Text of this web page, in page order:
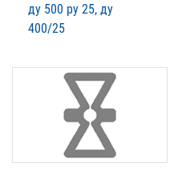
ду 500 ру 25, ду
400/25